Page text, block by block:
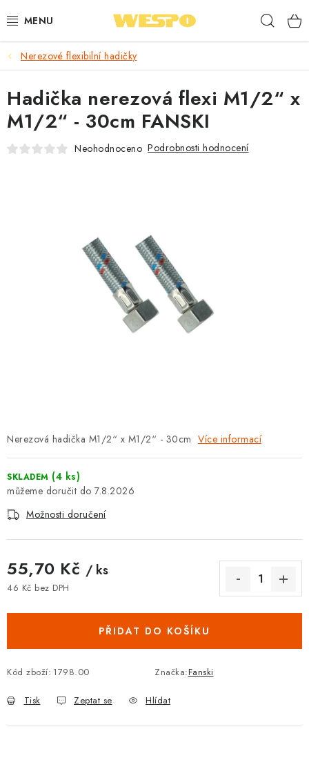
na
ARMATURY PRO TOPENÍ A VODU
TOPENÍ A OHŘEV VODY
TVAROVKY A TRUBKY
⭐ NEJLÉPE HODNOCENÉ
OBCHODNÍ PODMÍNKY
🚚 STAV OBJEDNÁVKY
VRÁCENÍ ZBOŽÍ A REKLAMACE
MOJE OBJEDNÁVKA
ZNAČKY
Nerezové flexibilní hadičky
Nerezová hadička M1/2“ x M1/2“ - 30cm Více informací
SKLADEM (4 ks)
7.8.2026
Možnosti doručení
55,70 Kč / ks
46 Kč bez DPH
PŘIDAT DO KOŠÍKU
Kód zboží: 1798.00 Značka:Fanski
Tisk Zeptat se Hlídat
Hadička nerezová flexi M1/2“ x
M1/2“ - 30cm FANSKI
Neohodnoceno Podrobnosti hodnocení